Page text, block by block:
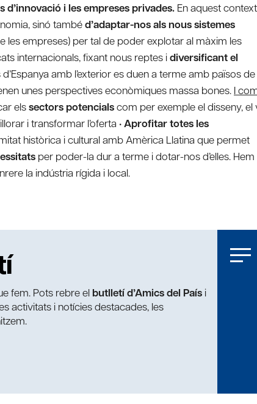
i les empreses privades. En aquest context
sinó tambéd’adaptar-nos als nous sistemes
les empreses) per tal de poder explotar al màxim les
internacionals, fixant nous reptes idiversificant el
amb l’exterior es duen a terme amb països de
unes perspectives econòmiques massa bones. I
elssectors potencialscom per exemple el disseny, el
i transformar l’oferta •Aprofitar totes les
històrica i cultural amb Amèrica Llatina que permet
per poder-la dur a terme i dotar-nos d’elles. Hem
la indústria rígida i local.
fem. Pots rebre el butlletí d’Amics del País i
activitats i notícies destacades, les